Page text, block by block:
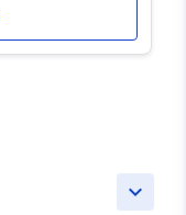
keyboard_arrow_down